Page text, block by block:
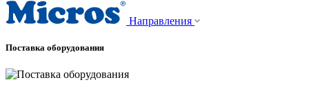
Направления
Поставка оборудования